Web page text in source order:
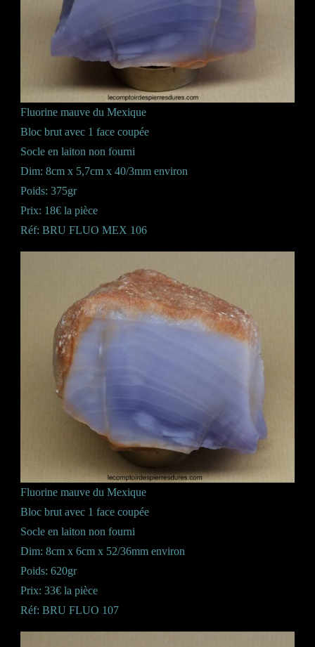
Fluorine mauve du Mexique
Bloc brut avec 1 face coupée
Socle en laiton non fourni
Dim: 8cm x 5,7cm x 40/3mm environ
Poids: 375gr
Prix: 18€ la pièce
Réf: BRU FLUO MEX 106
Fluorine mauve du Mexique
Bloc brut avec 1 face coupée
Socle en laiton non fourni
Dim: 8cm x 6cm x 52/36mm environ
Poids: 620gr
Prix: 33€ la pièce
Réf: BRU FLUO 107